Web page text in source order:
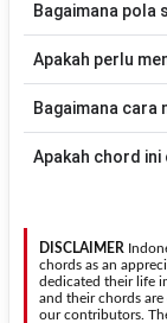
dimainkan oleh
RONDA GENK.
Bagaimana pola
laguMUNDUR
Apakah perlu
kunci dasarAm.
sesuai kebutuhan.
Bagaimana cara
Transpose
Apakah chord
DISCLAIMER
chords as an
dedicated their life
and their chords
our contributors.